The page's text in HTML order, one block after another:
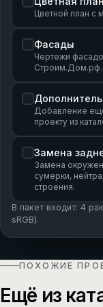
Цветной план с
Фасады
Чертежи
Строим.Дом.рф.
Добавление
проекту из
Замена
Замена
сумерки,
строения.
В пакет входит: 4
sRGB).
ПОХОЖИЕ
Ещё из